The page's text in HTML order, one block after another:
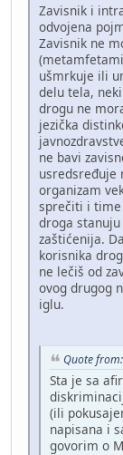
Zavisnik i
odvojena
Zavisnik ne
ušmrkuje ili
delu tela,
drogu ne
jezička
ne bavi
usredsređuje
organizam
sprečiti i time
droga
zaštićenija.
korisnika
ne lečiš od
ovog drugog
iglu.
Quote
Sta je sa
(ili
napisana i
govorim o